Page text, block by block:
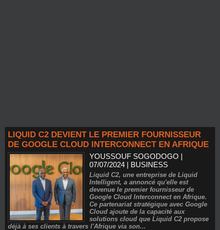
LIQUID C2 DEVIENT LE PREMIER FOURNISSEUR
DE GOOGLE CLOUD INTERCONNECT EN AFRIQUE
YOUSSOUF SOGODOGO |
07/07/2024 | BUSINESS
Liquid C2, une entreprise de Liquid
Intelligent, a annoncé qu'elle est
devenue le premier fournisseur de
Google Cloud Interconnect en Afrique.
Ce partenariat stratégique avec Google
Cloud ajoute de la capacité aux
solutions cloud que Liquid C2 propose
déjà à ses clients à travers l'Afrique via son...